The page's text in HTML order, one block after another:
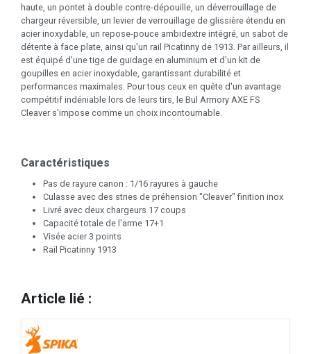
haute, un pontet à double contre-dépouille, un déverrouillage de
chargeur réversible, un levier de verrouillage de glissière étendu en
acier inoxydable, un repose-pouce ambidextre intégré, un sabot de
détente à face plate, ainsi qu'un rail Picatinny de 1913. Par ailleurs, il
est équipé d'une tige de guidage en aluminium et d'un kit de
goupilles en acier inoxydable, garantissant durabilité et
performances maximales. Pour tous ceux en quête d'un avantage
compétitif indéniable lors de leurs tirs, le Bul Armory AXE FS
Cleaver s'impose comme un choix incontournable.
Caractéristiques
Pas de rayure canon : 1/16 rayures à gauche
Culasse avec des stries de préhension "Cleaver" finition inox
Livré avec deux chargeurs 17 coups
Capacité totale de l'arme 17+1
Visée acier 3 points
Rail Picatinny 1913
Article lié :